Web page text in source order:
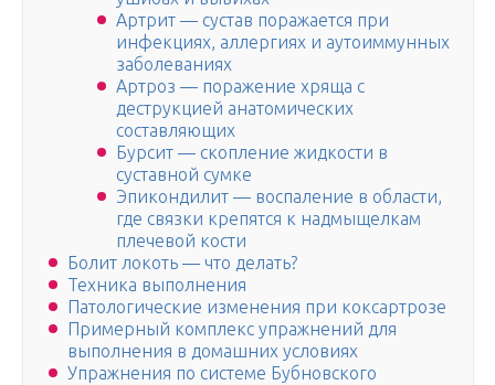
Артрит — сустав поражается при
инфекциях, аллергиях и аутоиммунных
заболеваниях
Артроз — поражение хряща с
деструкцией анатомических
составляющих
Бурсит — скопление жидкости в
суставной сумке
Эпикондилит — воспаление в области,
где связки крепятся к надмыщелкам
плечевой кости
Болит локоть — что делать?
Техника выполнения
Патологические изменения при коксартрозе
Примерный комплекс упражнений для
выполнения в домашних условиях
Упражнения по системе Бубновского